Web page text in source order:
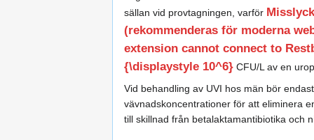
sällan vid provtagningen, varför
(rekommenderas för moderna
extension cannot connect to
{\displaystyle 10^6} CFU/L av en
Vid behandling av UVI hos män bör
vävnadskoncentrationer för att eliminera
till skillnad från betalaktamantibiotika och